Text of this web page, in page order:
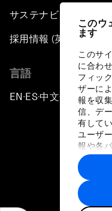
このウ
ます
このサ
に合わ
フィッ
ザーに
報を収
信、デ
有して
ユーザ
報や各
に収集
トナー
す。
サステナビリティへの
採用情報 (英語のみ)
言語
EN ▪ES▪中文▪ 日本語
プライバ